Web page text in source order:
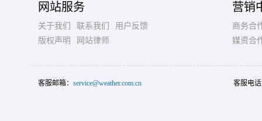
网站服务
关于我们 联系我们
用户反馈
版权声明
网站律师
营销
商务合
媒资合
客服邮箱： service@weather.com.cn 客服电